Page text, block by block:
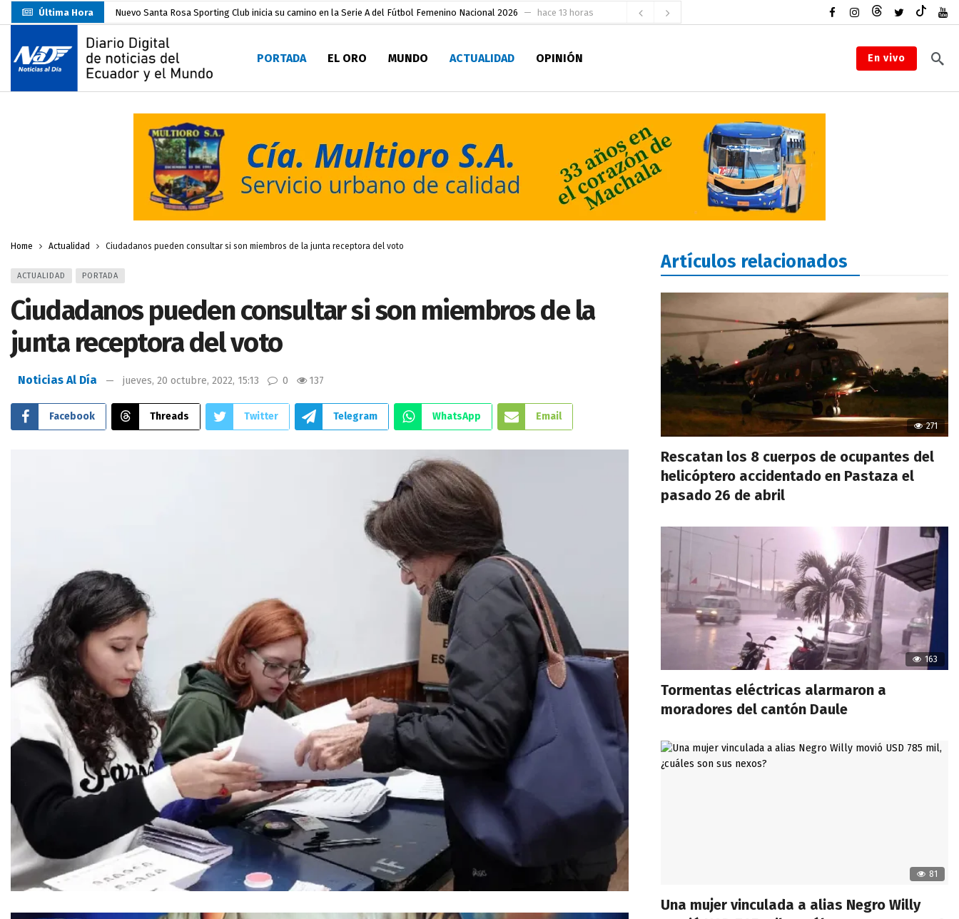
Última Hora UTMACH fortalece la formación especializada con su Maestría en Producción Animal hace 15 horas
Unidad Popular confirma acuerdo político con RC, socialismo y Lista 70 en Pichincha y varias provincias
Delegación de El Oro fiscaliza propaganda electoral hace 20 horas
Gobierno Estudiantil Ugartino 2026-2027, fue posesionado
Carlos Rodríguez presentó documentación certificada para su inscripción a la alcaldía de Machala
Colombia reanuda venta de energía hace 2 días
Carlos Rodríguez inscribe su candidatura a la alcaldía de Machala hace 3 días
Más de 3.800 escuelas estarían en riesgo por El Niño hace 2 horas
PORTADA EL ORO MUNDO ACTUALIDAD OPINIÓN En vivo
Home Actualidad Ciudadanos pueden consultar si son miembros de la junta receptora del voto
ACTUALIDAD PORTADA
Ciudadanos pueden consultar si son miembros de la
junta receptora del voto
Noticias Al Día jueves, 20 octubre, 2022, 15:13 0 137
Facebook Threads Twitter Telegram WhatsApp Email
Artículos relacionados
271
Rescatan los 8 cuerpos de ocupantes del
helicóptero accidentado en Pastaza el
pasado 26 de abril
163
Tormentas eléctricas alarmaron a
moradores del cantón Daule
81
Una mujer vinculada a alias Negro Willy